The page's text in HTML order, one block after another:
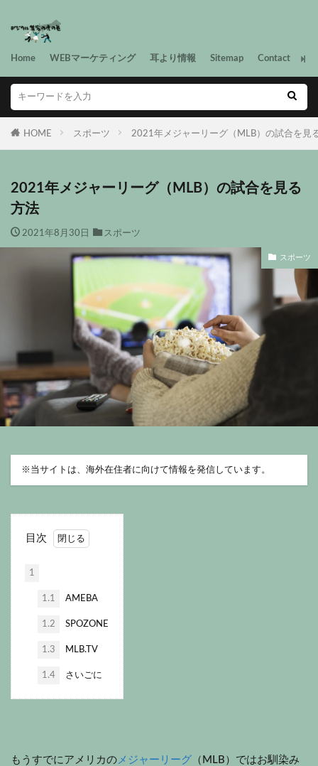
Home WEBマーケティング 耳より情報 Sitemap Contact
HOME スポーツ 2021年メジャーリーグ（MLB）の試合を見
2021年メジャーリーグ（MLB）の試合を見る
方法
2021年8月30日 スポーツ
スポーツ
※ 当サイトは、海外在住者に向けて情報を発信しています。
目次
1
1.1 AMEBA
1.2 SPOZONE
1.3 MLB.TV
1.4 さいごに
もうすでにアメリカの メジャーリーグ （MLB）ではお馴染み